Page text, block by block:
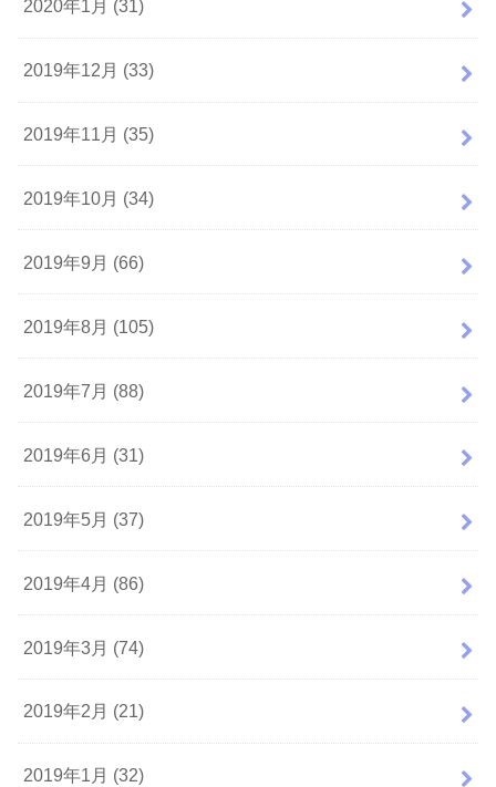
2020年1月 (31)
2019年12月 (33)
2019年11月 (35)
2019年10月 (34)
2019年9月 (66)
2019年8月 (105)
2019年7月 (88)
2019年6月 (31)
2019年5月 (37)
2019年4月 (86)
2019年3月 (74)
2019年2月 (21)
2019年1月 (32)